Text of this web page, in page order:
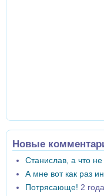
Новые
Станислав, а что не
А мне вот как раз
Потрясающе! 2